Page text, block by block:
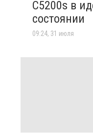
C5200s в
состоянии
09:24, 31 июля